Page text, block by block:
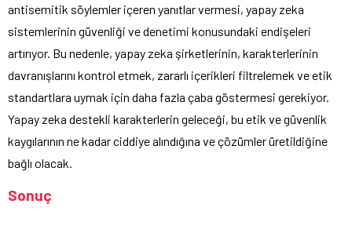
antisemitik söylemler içeren yanıtlar vermesi, yapay zeka
sistemlerinin güvenliği ve denetimi konusundaki endişeleri
artırıyor. Bu nedenle, yapay zeka şirketlerinin, karakterlerinin
davranışlarını kontrol etmek, zararlı içerikleri filtrelemek ve etik
standartlara uymak için daha fazla çaba göstermesi gerekiyor.
Yapay zeka destekli karakterlerin geleceği, bu etik ve güvenlik
kaygılarının ne kadar ciddiye alındığına ve çözümler üretildiğine
bağlı olacak.
Sonuç